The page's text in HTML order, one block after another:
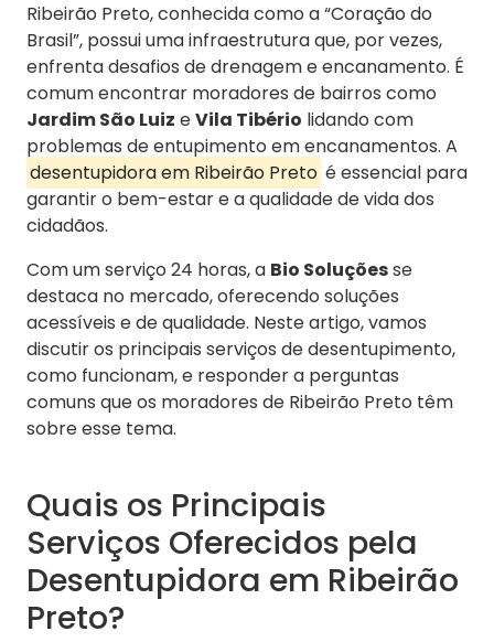
Ribeirão Preto, conhecida como a “Coração do
Brasil”, possui uma infraestrutura que, por vezes,
enfrenta desafios de drenagem e encanamento. É
comum encontrar moradores de bairros como
Jardim São Luiz eVila Tibério lidando com
problemas de entupimento em encanamentos. A
desentupidora em Ribeirão Preto é essencial para
garantir o bem-estar e a qualidade de vida dos
cidadãos.
Com um serviço 24 horas, a Bio Soluçõesse
destaca no mercado, oferecendo soluções
acessíveis e de qualidade. Neste artigo, vamos
discutir os principais serviços de desentupimento,
como funcionam, e responder a perguntas
comuns que os moradores de Ribeirão Preto têm
sobre esse tema.
Quais os Principais
Serviços Oferecidos pela
Desentupidora em Ribeirão
Preto?